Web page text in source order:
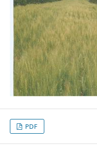
PDF